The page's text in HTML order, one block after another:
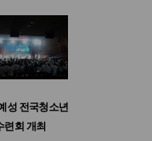
성 전국청소년
련회 개최